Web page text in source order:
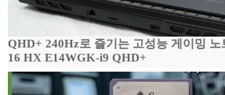
QHD+ 240Hz로 즐기는 고성능 게이밍 노
16 HX E14WGK-i9 QHD+